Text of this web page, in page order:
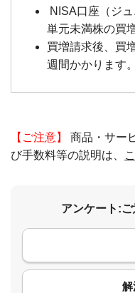
NISA口座（ジ
単元未満株の買
買増請求後、買
週間かかります。
【ご注意】
商品・サー
び手数料等の説明は、
アンケート:
解